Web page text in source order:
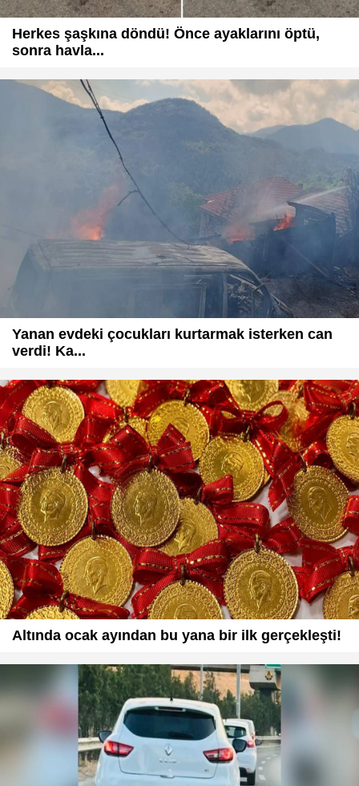
Herkes şaşkına döndü! Önce ayaklarını öptü,
sonra havla...
Yanan evdeki çocukları kurtarmak isterken can
verdi! Ka...
Altında ocak ayından bu yana bir ilk gerçekleşti!